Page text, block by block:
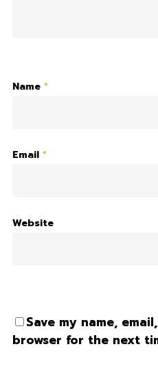
Name *
Email *
Website
Save my name,
browser for the next